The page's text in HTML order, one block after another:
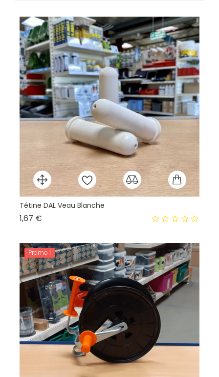
Tétine DAL Veau Blanche
1,67 €
Promo !